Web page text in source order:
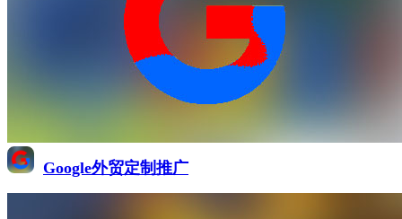
Google外贸定制推广